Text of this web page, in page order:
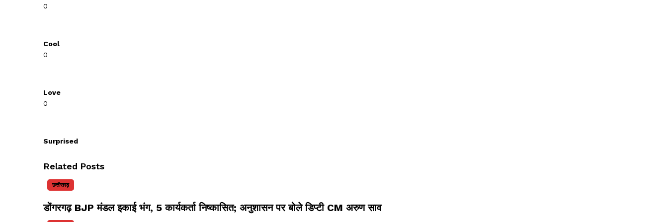
0
Cool
0
Love
0
Surprised
Related Posts
छत्तीसगढ़
डोंगरगढ़ BJP मंडल इकाई भंग, 5 कार्यकर्ता निष्कासित; अनुशासन पर बोले डिप्टी CM अरुण साव